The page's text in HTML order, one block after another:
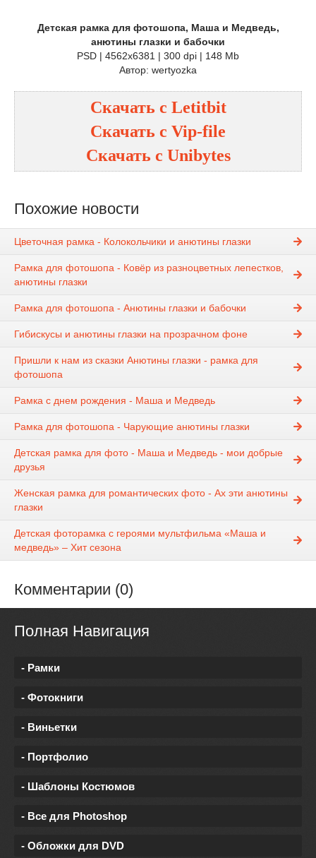
Детская рамка для фотошопа, Маша и Медведь,
анютины глазки и бабочки
PSD | 4562x6381 | 300 dpi | 148 Mb
Автор: wertyozka
Скачать с Letitbit
Скачать с Vip-file
Скачать с Unibytes
Похожие новости
Цветочная рамка - Колокольчики и анютины глазки
Рамка для фотошопа - Ковёр из разноцветных лепестков,
анютины глазки
Рамка для фотошопа - Анютины глазки и бабочки
Гибискусы и анютины глазки на прозрачном фоне
Пришли к нам из сказки Анютины глазки - рамка для
фотошопа
Рамка с днем рождения - Маша и Медведь
Рамка для фотошопа - Чарующие анютины глазки
Детская рамка для фото - Маша и Медведь - мои добрые
друзья
Женская рамка для романтических фото - Ах эти анютины
глазки
Детская фоторамка с героями мультфильма «Маша и
медведь» – Хит сезона
Комментарии (0)
Полная Навигация
- Рамки
- Фотокниги
- Виньетки
- Портфолио
- Шаблоны Костюмов
- Все для Photoshop
- Обложки для DVD